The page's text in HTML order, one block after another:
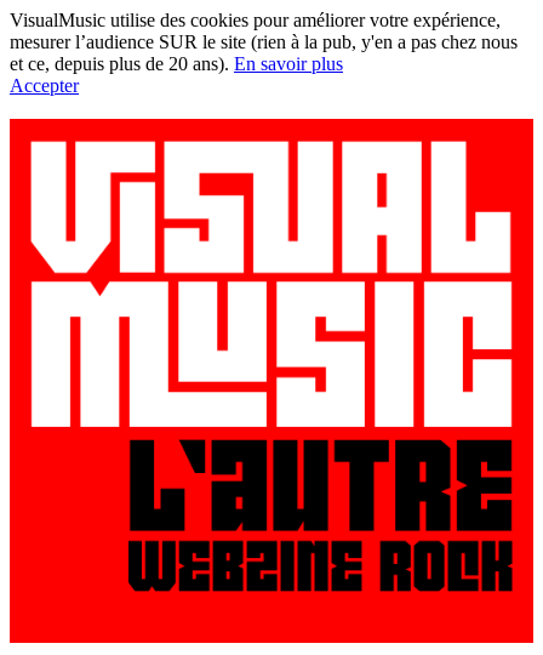
VisualMusic utilise des cookies pour améliorer votre expérience,
mesurer l’audience SUR le site (rien à la pub, y'en a pas chez nous
et ce, depuis plus de 20 ans). En savoir plus
Accepter